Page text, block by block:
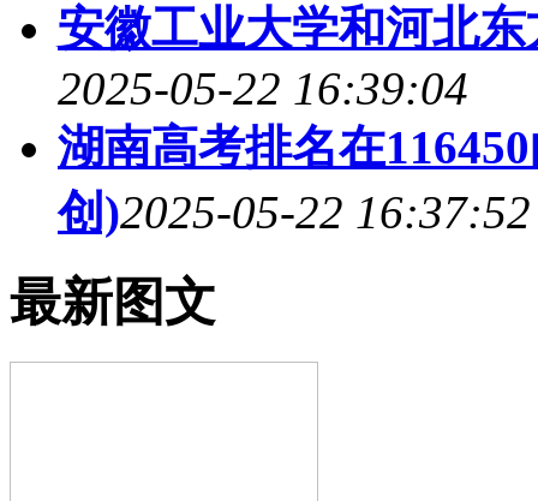
安徽工业大学和河北
2025-05-22 16:39:04
湖南高考排名在
创)2025-05-22 16:37:52
最新图文